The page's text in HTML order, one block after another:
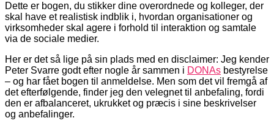
Dette er bogen, du stikker dine overordnede og kolleger, der
skal have et realistisk indblik i, hvordan organisationer og
virksomheder skal agere i forhold til interaktion og samtale
via de sociale medier.
Her er det så lige på sin plads med en disclaimer: Jeg kender
Peter Svarre godt efter nogle år sammen i DONAs bestyrelse
– og har fået bogen til anmeldelse. Men som det vil fremgå af
det efterfølgende, finder jeg den velegnet til anbefaling, fordi
den er afbalanceret, ukrukket og præcis i sine beskrivelser
og anbefalinger.